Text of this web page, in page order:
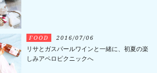
FOOD 2016/07/06
リサとガスパールワインと一緒に、初夏の楽
しみアペロピクニックへ